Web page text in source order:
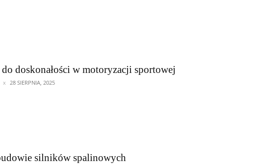
doskonałości w motoryzacji sportowej
28 SIERPNIA, 2025
silników spalinowych